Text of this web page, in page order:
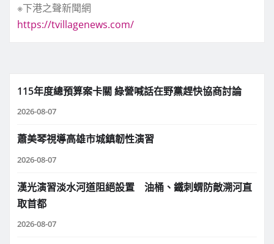
※下港之聲新聞網
https://tvillagenews.com/
115年度總預算案卡關 綠營喊話在野黨趕快協商討論
2026-08-07
蕭美琴視導高雄市城鎮韌性演習
2026-08-07
漢光演習淡水河道阻絕設置 油桶、鐵刺蝟防敵溯河直
取首都
2026-08-07